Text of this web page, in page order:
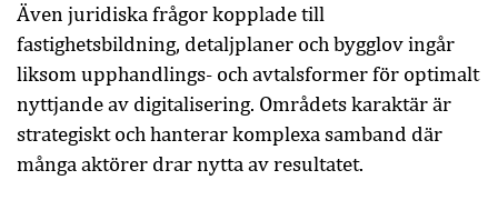
Även juridiska frågor kopplade till
fastighetsbildning, detaljplaner och bygglov ingår
liksom upphandlings- och avtalsformer för optimalt
nyttjande av digitalisering. Områdets karaktär är
strategiskt och hanterar komplexa samband där
många aktörer drar nytta av resultatet.